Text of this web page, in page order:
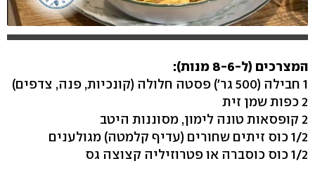
המצרכים (ל-8-6 מנות):
1 חבילה (500 גר') פסטה חלולה (קונכיות, פנה, צדפים)
2 כפות שמן זית
2 קופסאות טונה לימון, מסוננות היטב
1/2 כוס זיתים שחורים (עדיף קלמטה) מגולענים
1/2 כוס כוסברה או פטרוזיליה קצוצה גס